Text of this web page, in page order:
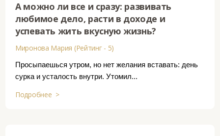
А можно ли все и сразу: развивать
любимое дело, расти в доходе и
успевать жить вкусную жизнь?
Миронова Мария (Рейтинг - 5)
Просыпаешься утром, но нет желания вставать: день
сурка и усталость внутри. Утомил...
Подробнее >